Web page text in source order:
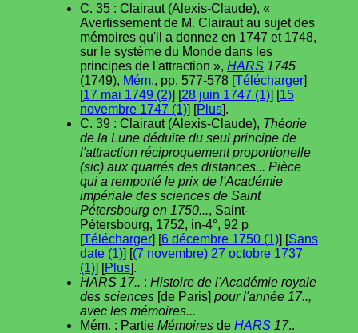
C. 35 : Clairaut (Alexis-Claude), «
Avertissement de M. Clairaut au sujet des
mémoires qu'il a donnez en 1747 et 1748,
sur le système du Monde dans les
principes de l'attraction », HARS 1745
(1749), Mém., pp. 577-578 [Télécharger]
[17 mai 1749 (2)] [28 juin 1747 (1)] [15
novembre 1747 (1)] [Plus].
C. 39 : Clairaut (Alexis-Claude), Théorie
de la Lune déduite du seul principe de
l'attraction réciproquement proportionelle
(sic) aux quarrés des distances... Pièce
qui a remporté le prix de l'Académie
impériale des sciences de Saint
Pétersbourg en 1750..., Saint-
Pétersbourg, 1752, in-4°, 92 p
[Télécharger] [6 décembre 1750 (1)] [Sans
date (1)] [(7 novembre) 27 octobre 1737
(1)] [Plus].
HARS 17.. : Histoire de l'Académie royale
des sciences [de Paris] pour l'année 17..,
avec les mémoires...
Mém. : Partie Mémoires de HARS 17..